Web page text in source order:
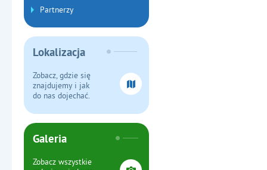
Partnerzy
Lokalizacja
Zobacz, gdzie się
znajdujemy i jak
do nas dojechać.
Galeria
Zobacz wszystkie